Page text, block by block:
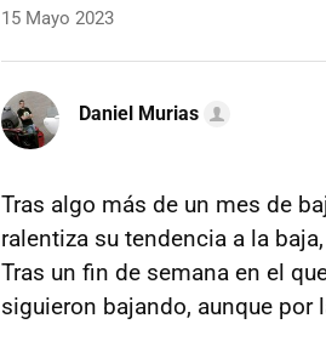
15 Mayo 2023
Daniel Murias
Tras algo más de un mes de
ralentiza su tendencia a la
Tras un fin de semana en el
siguieron bajando, aunque por